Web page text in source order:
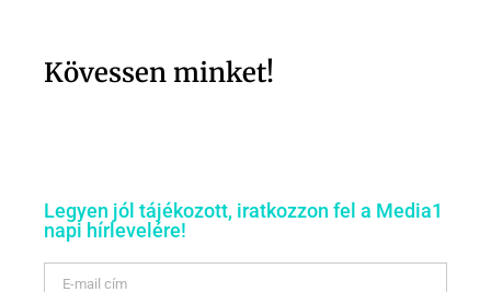
Kövessen minket!
Legyen jól tájékozott, iratkozzon fel a Media1
napi hírlevelére!